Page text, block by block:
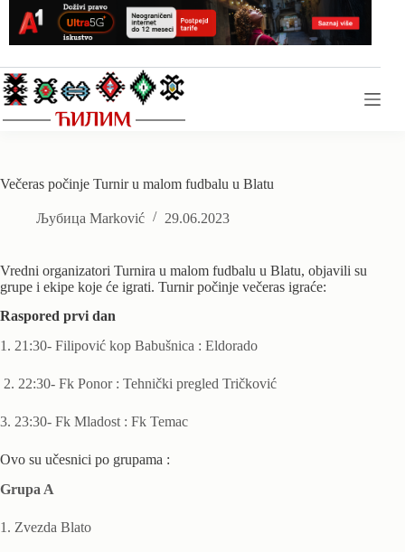
content
Večeras počinje Turnir u malom fudbalu u Blatu
Љубица Marković 29.06.2023
Vredni organizatori Turnira u malom fudbalu u Blatu, objavili su
grupe i ekipe koje će igrati. Turnir počinje večeras igraće:
Raspored prvi dan
1. 21:30- Filipović kop Babušnica : Eldorado
2. 22:30- Fk Ponor : Tehnički pregled Tričković
3. 23:30- Fk Mladost : Fk Temac
Ovo su učesnici po grupama :
Grupa A
1. Zvezda Blato